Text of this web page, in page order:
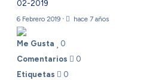
02-2019
6 Febrero 2019 · hace 7 años
Me Gusta
0
Comentarios
0
Etiquetas
0